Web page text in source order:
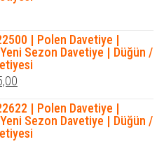
fiyat:
₺ 585,00.
| Polen Davetiye |
Sezon Davetiye | Düğün /
andaki
fiyat:
₺ 1.035,00.
| Polen Davetiye |
Sezon Davetiye | Düğün /